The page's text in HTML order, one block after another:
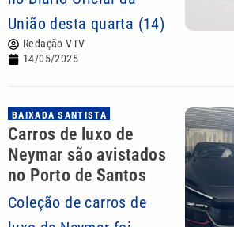
União desta quarta (14)
Redação VTV
14/05/2025
BAIXADA SANTISTA
Carros de luxo de
Neymar são avistados
no Porto de Santos
Coleção de carros de